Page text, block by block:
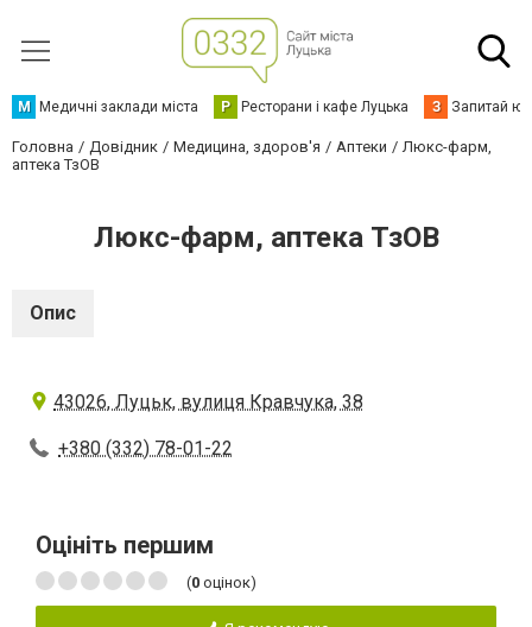
М Медичні заклади міста Р Ресторани і кафе Луцька З Запитай
Головна Довідник Медицина, здоров'я Аптеки
Люкс-фарм,
аптека ТзОВ
Люкс-фарм, аптека ТзОВ
Опис
43026, Луцьк, вулиця Кравчука, 38
+380 (332) 78-01-22
Оцініть першим
(0 оцінок)